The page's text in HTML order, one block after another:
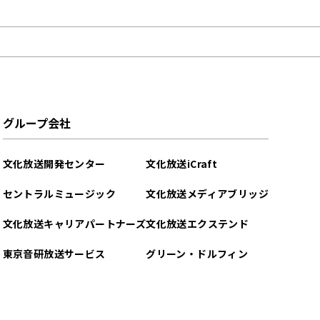
グループ会社
文化放送開発センター
セントラルミュージック
文化放送キャリアパートナーズ
東京音研放送サービス
文化放送iCraft
文化放送メディアブリッジ
文化放送エクステンド
グリーン・ドルフィン